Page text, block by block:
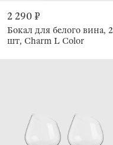
2 290 ₽
Бокал для белого вина, 2
шт, Charm L Color